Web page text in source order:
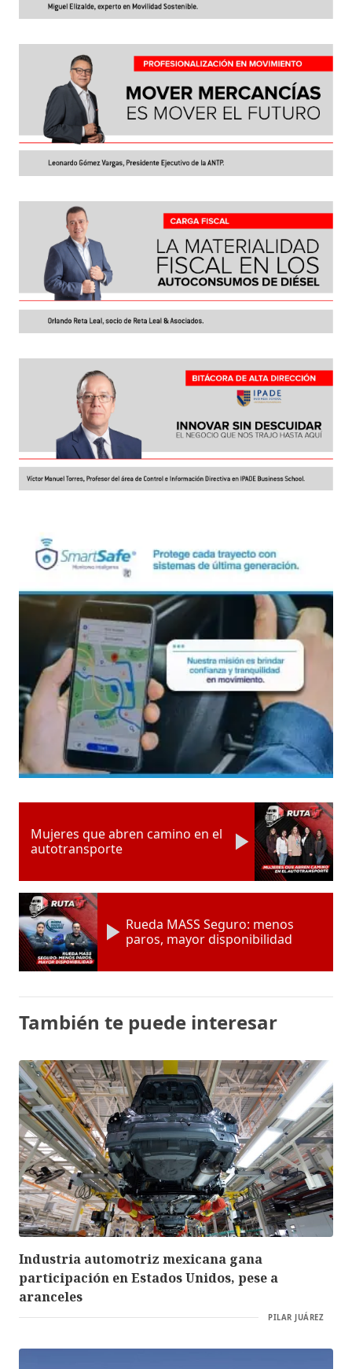
Mujeres que abren camino en el
autotransporte
Rueda MASS Seguro: menos
paros, mayor disponibilidad
También te puede interesar
Industria automotriz mexicana gana
participación en Estados Unidos, pese a
aranceles
PILAR JUÁREZ